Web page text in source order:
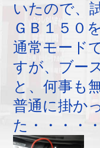
いたので、
ＧＢ１５０
通常モード
すが、ブー
と、何事も
普通に掛か
た・・・・